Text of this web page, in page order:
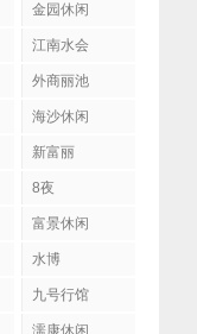
金园休闲
江南水会
外商丽池
海沙休闲
新富丽
8夜
富景休闲
水博
九号行馆
濡康休闲